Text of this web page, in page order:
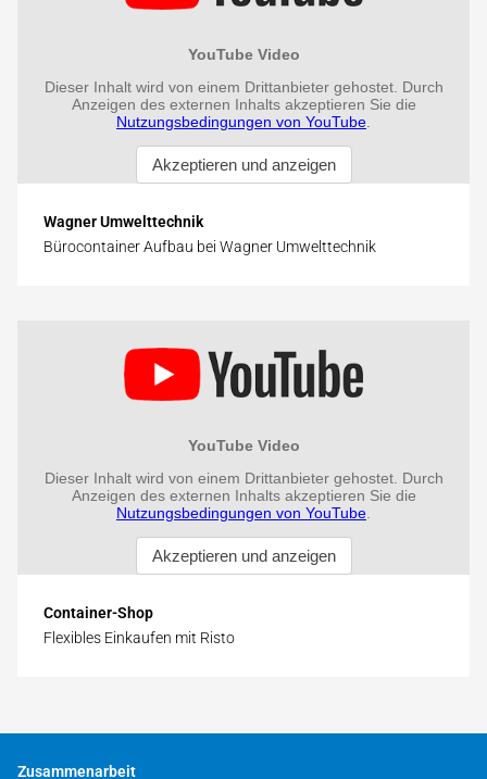
Wagner Umwelttechnik
Bürocontainer Aufbau bei Wagner Umwelttechnik
Container-Shop
Flexibles Einkaufen mit Risto
Zusammenarbeit